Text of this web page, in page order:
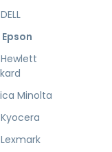
Minolta